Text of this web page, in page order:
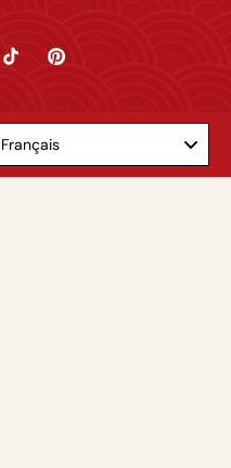
TikTok Pinterest
Français